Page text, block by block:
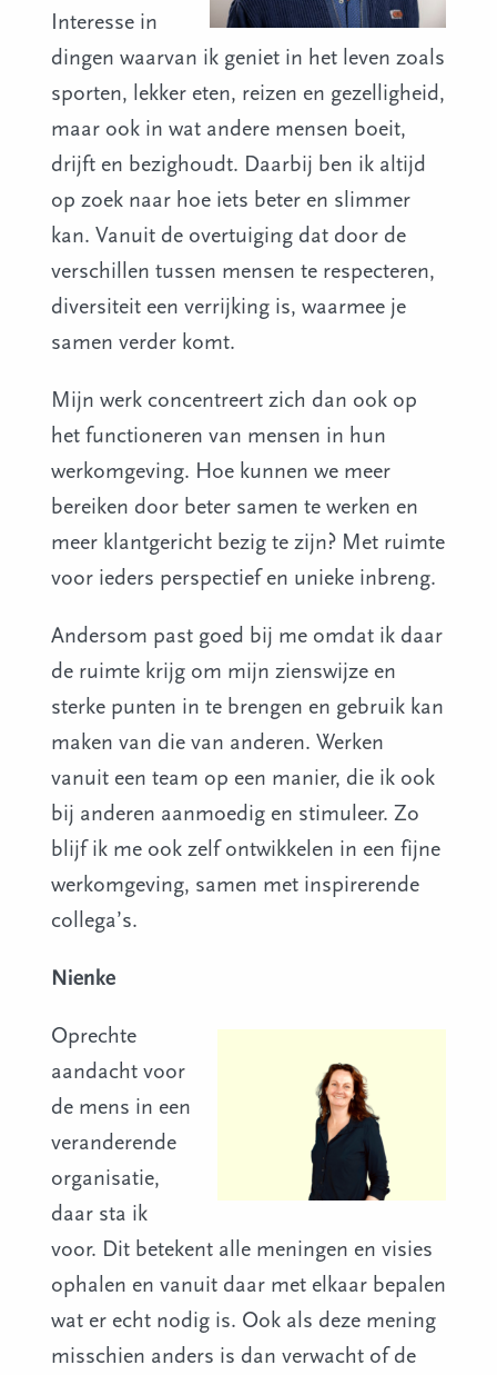
Interesse in
dingen waarvan ik geniet in het leven zoals
sporten, lekker eten, reizen en gezelligheid,
maar ook in wat andere mensen boeit,
drijft en bezighoudt. Daarbij ben ik altijd
op zoek naar hoe iets beter en slimmer
kan. Vanuit de overtuiging dat door de
verschillen tussen mensen te respecteren,
diversiteit een verrijking is, waarmee je
samen verder komt.
Mijn werk concentreert zich dan ook op
het functioneren van mensen in hun
werkomgeving. Hoe kunnen we meer
bereiken door beter samen te werken en
meer klantgericht bezig te zijn? Met ruimte
voor ieders perspectief en unieke inbreng.
Andersom past goed bij me omdat ik daar
de ruimte krijg om mijn zienswijze en
sterke punten in te brengen en gebruik kan
maken van die van anderen. Werken
vanuit een team op een manier, die ik ook
bij anderen aanmoedig en stimuleer. Zo
blijf ik me ook zelf ontwikkelen in een fijne
werkomgeving, samen met inspirerende
collega’s.
Nienke
Oprechte
aandacht voor
de mens in een
veranderende
organisatie,
daar sta ik
voor. Dit betekent alle meningen en visies
ophalen en vanuit daar met elkaar bepalen
wat er echt nodig is. Ook als deze mening
misschien anders is dan verwacht of de